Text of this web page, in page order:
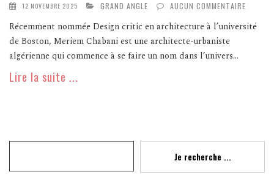
12 NOVEMBRE 2025 GRAND ANGLE AUCUN COMMENTAIRE
Récemment nommée Design critic en architecture à l’université
de Boston, Meriem Chabani est une architecte-urbaniste
algérienne qui commence à se faire un nom dans l’univers...
Lire la suite ...
Je recherche ...